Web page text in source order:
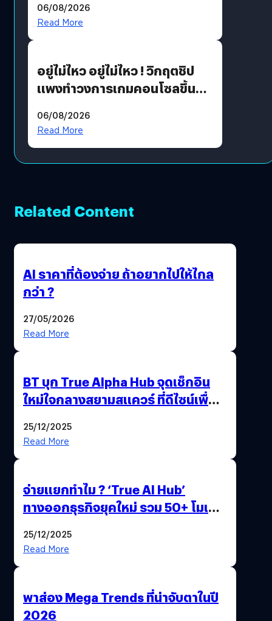
แนวทางปรับตัวสู่เศรษฐกิจสี
06/08/2026
Read More
อยู่ไม่ไหว อยู่ไม่ไหว ! วิกฤตชิป
แพงทำวงการเกมคอนโซลขึ้น
?
06/08/2026
Read More
Related Content
AI ราคาที่ต้องจ่าย ถ้าอยากไปให้ไกล
กว่า ?
27/05/2026
Read More
BT บุก True Alpha Hub จุดเช็กอิน
ใหม่ใจกลางสยามสแควร์ ที่ดีไซน์เพื่อ
25/12/2025
Read More
จ่ายแยกทำไม ? ‘True AI Hub’
ทางออกธุรกิจยุคใหม่ รวม 50+ โมเดล
25/12/2025
Read More
พาส่อง Mega Trends ที่น่าจับตาในปี
2026